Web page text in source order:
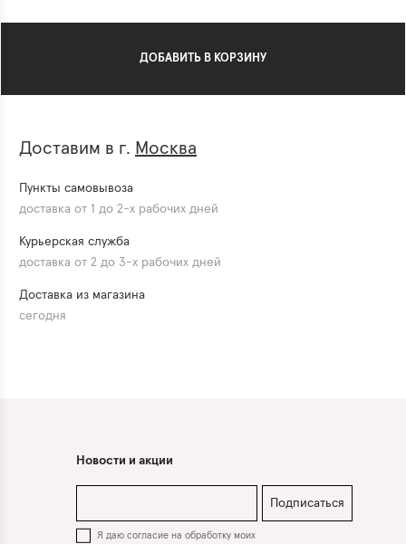
ДОБАВИТЬ В КОРЗИНУ
Доставим в г. Москва
Пункты самовывоза
доставка от 1 до 2-х рабочих дней
Курьерская служба
доставка от 2 до 3-х рабочих дней
Доставка из магазина
сегодня
Новости и акции
Подписаться
Я даю согласие на обработку моих